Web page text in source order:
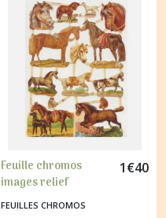
Feuille chromos
images relief
découpage collage
1€40
FEUILLES CHROMOS